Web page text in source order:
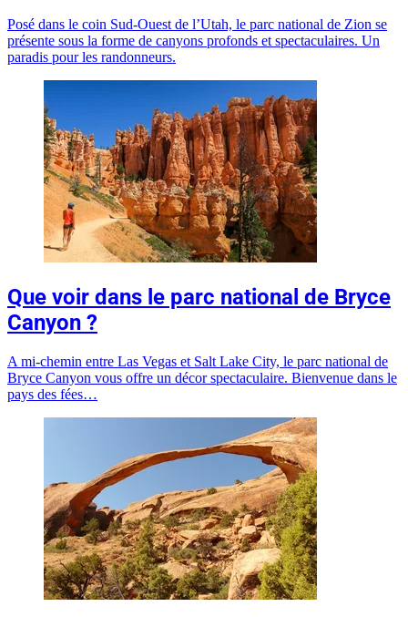
Posé dans le coin Sud-Ouest de l’Utah, le parc national de Zion se
présente sous la forme de canyons profonds et spectaculaires. Un
paradis pour les randonneurs.
Que voir dans le parc national de Bryce
Canyon ?
A mi-chemin entre Las Vegas et Salt Lake City, le parc national de
Bryce Canyon vous offre un décor spectaculaire. Bienvenue dans le
pays des fées…